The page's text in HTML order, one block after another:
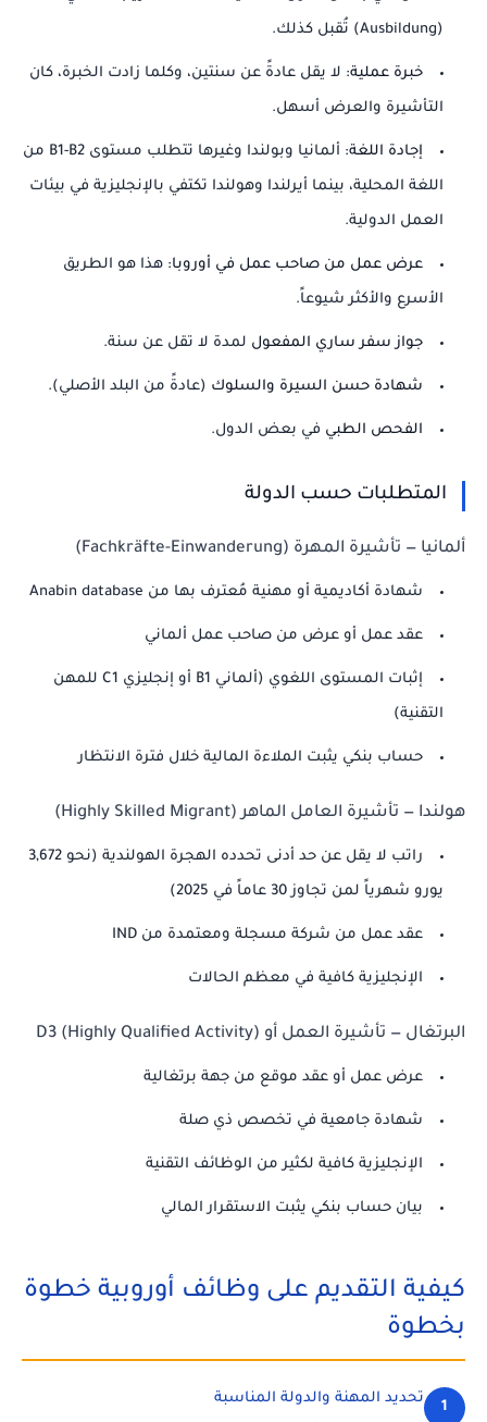
(Ausbildung) تُقبل كذلك.
خبرة عملية: لا يقل عادةً عن سنتين، وكلما زادت الخبرة، كان
التأشيرة والعرض أسهل.
إجادة اللغة: ألمانيا وبولندا وغيرها تتطلب مستوى B1-B2 من
اللغة المحلية، بينما أيرلندا وهولندا تكتفي بالإنجليزية في بيئات
العمل الدولية.
عرض عمل من صاحب عمل في أوروبا: هذا هو الطريق
الأسرع والأكثر شيوعاً.
جواز سفر ساري المفعول لمدة لا تقل عن سنة.
شهادة حسن السيرة والسلوك (عادةً من البلد الأصلي).
الفحص الطبي في بعض الدول.
المتطلبات حسب الدولة
ألمانيا — تأشيرة المهرة (Fachkräfte-Einwanderung)
شهادة أكاديمية أو مهنية مُعترف بها من Anabin database
عقد عمل أو عرض من صاحب عمل ألماني
إثبات المستوى اللغوي (ألماني B1 أو إنجليزي C1 للمهن
التقنية)
حساب بنكي يثبت الملاءة المالية خلال فترة الانتظار
هولندا — تأشيرة العامل الماهر (Highly Skilled Migrant)
راتب لا يقل عن حد أدنى تحدده الهجرة الهولندية (نحو 3,672
يورو شهرياً لمن تجاوز 30 عاماً في 2025)
عقد عمل من شركة مسجلة ومعتمدة من IND
الإنجليزية كافية في معظم الحالات
البرتغال — تأشيرة العمل أو D3 (Highly Qualified Activity)
عرض عمل أو عقد موقع من جهة برتغالية
شهادة جامعية في تخصص ذي صلة
الإنجليزية كافية لكثير من الوظائف التقنية
بيان حساب بنكي يثبت الاستقرار المالي
كيفية التقديم على وظائف أوروبية خطوة
بخطوة
1
تحديد المهنة والدولة المناسبة